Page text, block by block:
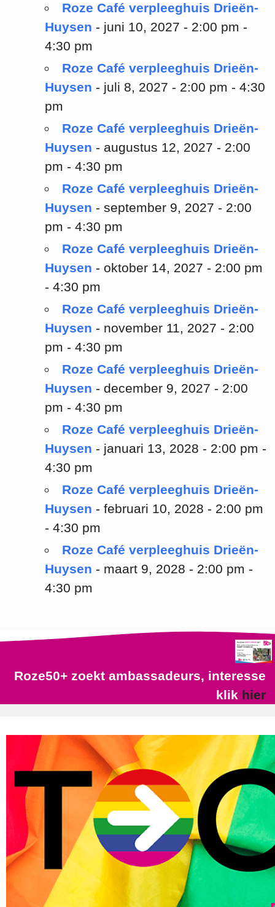
Roze Café verpleeghuis Drieën-
Huysen - juni 10, 2027 - 2:00 pm -
4:30 pm
Roze Café verpleeghuis Drieën-
Huysen - juli 8, 2027 - 2:00 pm - 4:30
pm
Roze Café verpleeghuis Drieën-
Huysen - augustus 12, 2027 - 2:00
pm - 4:30 pm
Roze Café verpleeghuis Drieën-
Huysen - september 9, 2027 - 2:00
pm - 4:30 pm
Roze Café verpleeghuis Drieën-
Huysen - oktober 14, 2027 - 2:00 pm
- 4:30 pm
Roze Café verpleeghuis Drieën-
Huysen - november 11, 2027 - 2:00
pm - 4:30 pm
Roze Café verpleeghuis Drieën-
Huysen - december 9, 2027 - 2:00
pm - 4:30 pm
Roze Café verpleeghuis Drieën-
Huysen - januari 13, 2028 - 2:00 pm -
4:30 pm
Roze Café verpleeghuis Drieën-
Huysen - februari 10, 2028 - 2:00 pm
- 4:30 pm
Roze Café verpleeghuis Drieën-
Huysen - maart 9, 2028 - 2:00 pm -
4:30 pm
Roze50+ zoekt ambassadeurs, interesse
klik hier